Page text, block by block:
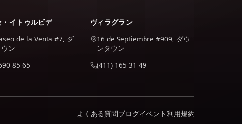
・イトゥルビデ
de la Venta #7, ダ
ン
85 65
ヴィラグラン
16 de Septiembre #909, ダウ
ンタウン
(411) 165 31 49
よくある質問ブログイベント利用規約